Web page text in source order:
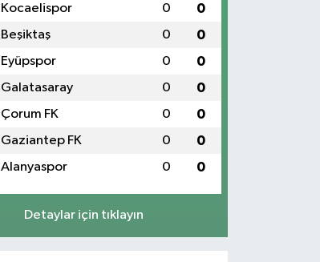
Kocaelispor 0 0
Beşiktaş 0 0
Eyüpspor 0 0
Galatasaray 0 0
Çorum FK 0 0
Gaziantep FK 0 0
Alanyaspor 0 0
Detaylar için tıklayın